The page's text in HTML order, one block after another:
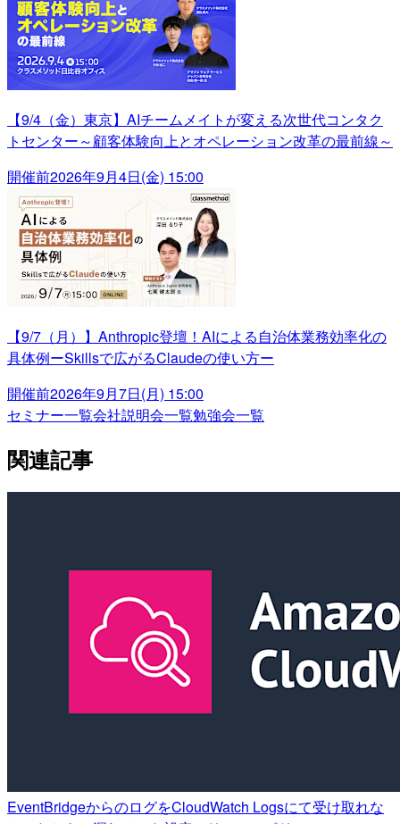
【9/4（金）東京】AIチームメイトが変える次世代コンタク
トセンター～顧客体験向上とオペレーション改革の最前線～
開催前2026年9月4日(金) 15:00
【9/7（月）】Anthropic登壇！AIによる自治体業務効率化の
具体例ーSkillsで広がるClaudeの使い方ー
開催前2026年9月7日(月) 15:00
セミナー一覧会社説明会一覧勉強会一覧
関連記事
EventBridgeからのログをCloudWatch Logsにて受け取れな